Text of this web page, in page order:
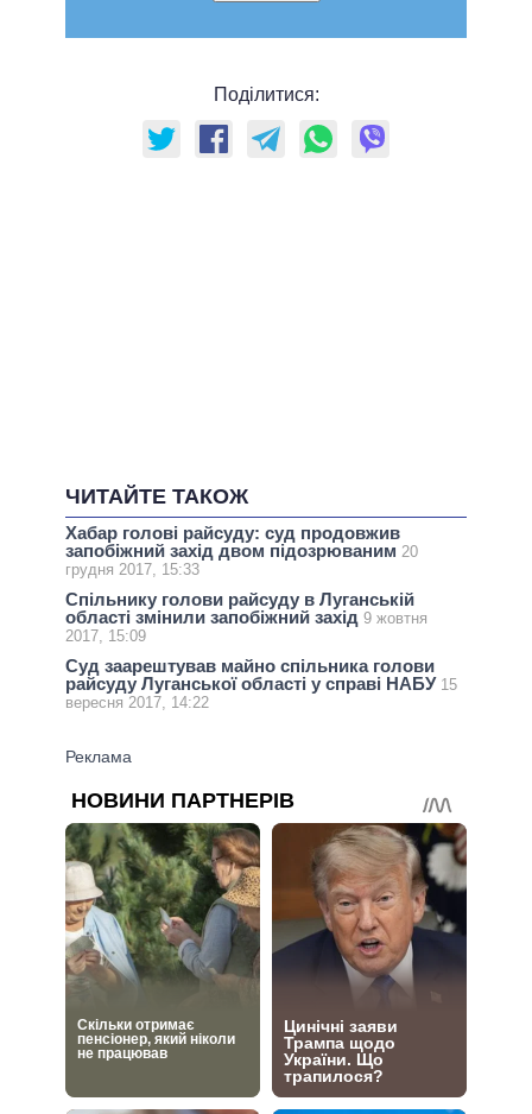
Поділитися:
ЧИТАЙТЕ ТАКОЖ
Хабар голові райсуду: суд продовжив
запобіжний захід двом підозрюваним 20
грудня 2017, 15:33
Спільнику голови райсуду в Луганській
області змінили запобіжний захід 9 жовтня
2017, 15:09
Суд заарештував майно спільника голови
райсуду Луганської області у справі НАБУ 15
вересня 2017, 14:22